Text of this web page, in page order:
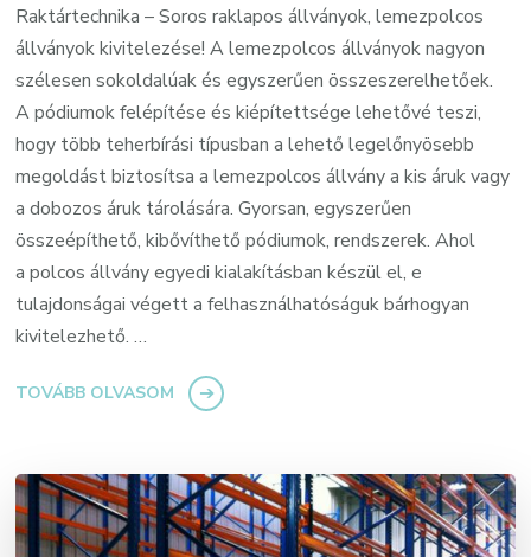
Raktártechnika – Soros raklapos állványok, lemezpolcos
állványok kivitelezése! A lemezpolcos állványok nagyon
szélesen sokoldalúak és egyszerűen összeszerelhetőek.
A pódiumok felépítése és kiépítettsége lehetővé teszi,
hogy több teherbírási típusban a lehető legelőnyösebb
megoldást biztosítsa a lemezpolcos állvány a kis áruk vagy
a dobozos áruk tárolására. Gyorsan, egyszerűen
összeépíthető, kibővíthető pódiumok, rendszerek. Ahol
a polcos állvány egyedi kialakításban készül el, e
tulajdonságai végett a felhasználhatóságuk bárhogyan
kivitelezhető. …
TOVÁBB OLVASOM